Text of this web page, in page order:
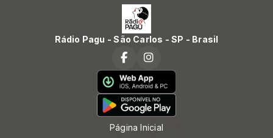
Rádio Pagu - São Carlos - SP - Brasil
Página Inicial